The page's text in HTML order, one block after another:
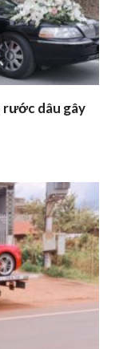
rước dâu gây